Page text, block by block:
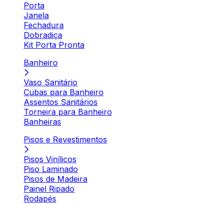
Porta
Janela
Fechadura
Dobradiça
Kit Porta Pronta
Banheiro
Vaso Sanitário
Cubas para Banheiro
Assentos Sanitários
Torneira para Banheiro
Banheiras
Pisos e Revestimentos
Pisos Vinílicos
Piso Laminado
Pisos de Madeira
Painel Ripado
Rodapés